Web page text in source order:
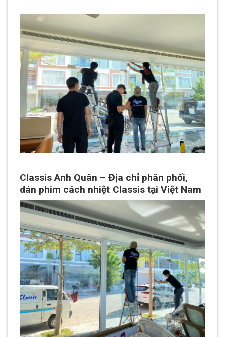
Classis Anh Quân – Địa chỉ phân phối,
dán phim cách nhiệt Classis tại Việt Nam